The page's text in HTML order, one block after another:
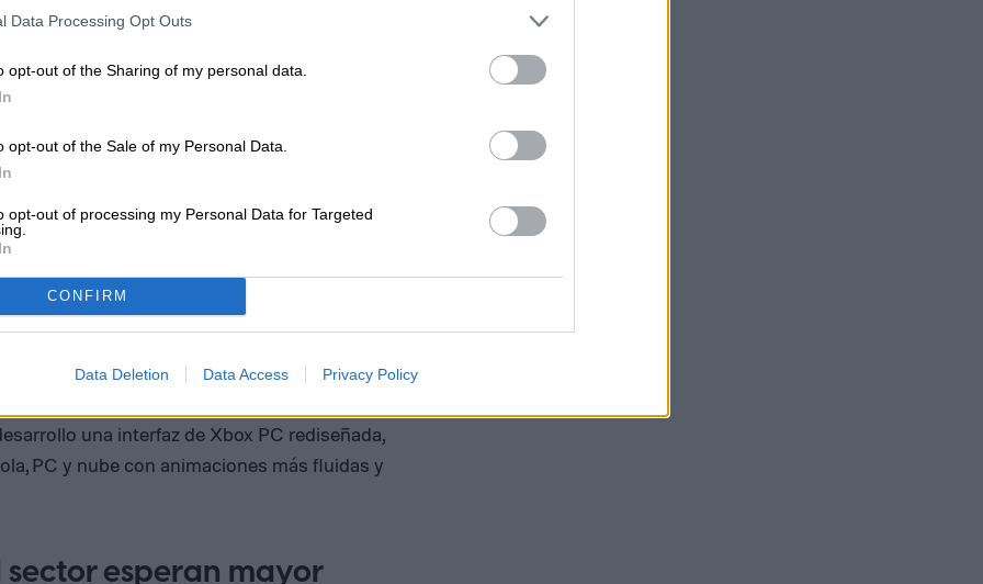
Data Processing Opt Outs
opt-out of the Sharing of my personal data.
opt-out of the Sale of my Personal Data.
opt-out of processing my Personal Data for Targeted
CONFIRM
Data Deletion Data Access Privacy Policy
es un año de reinicio para la estrategia de
de Asus de las portátiles alineadas
Ally X presentará funciones impulsadas por
y los vídeos de momentos destacados
una interfaz de Xbox PC rediseñada,
PC y nube con animaciones más fluidas y
esperan mayor